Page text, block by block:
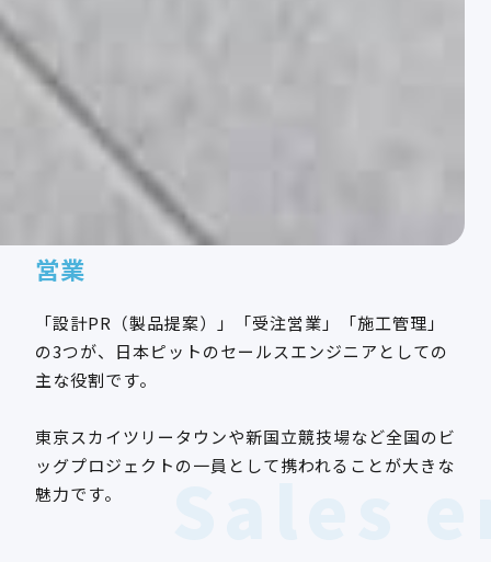
営業
「設計PR（製品提案）」「受注営業」「施工管理」
の3つが、日本ピットのセールスエンジニアとしての
主な役割です。
東京スカイツリータウンや新国立競技場など全国のビ
ッグプロジェクトの一員として携われることが大きな
魅力です。
Sales